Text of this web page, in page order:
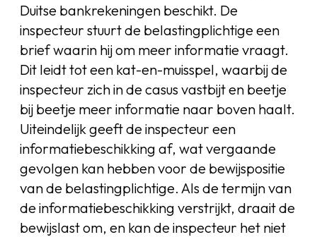
Duitse bankrekeningen beschikt. De
inspecteur stuurt de belastingplichtige een
brief waarin hij om meer informatie vraagt.
Dit leidt tot een kat-en-muisspel, waarbij de
inspecteur zich in de casus vastbijt en beetje
bij beetje meer informatie naar boven haalt.
Uiteindelijk geeft de inspecteur een
informatiebeschikking af, wat vergaande
gevolgen kan hebben voor de bewijspositie
van de belastingplichtige. Als de termijn van
de informatiebeschikking verstrijkt, draait de
bewijslast om, en kan de inspecteur het niet